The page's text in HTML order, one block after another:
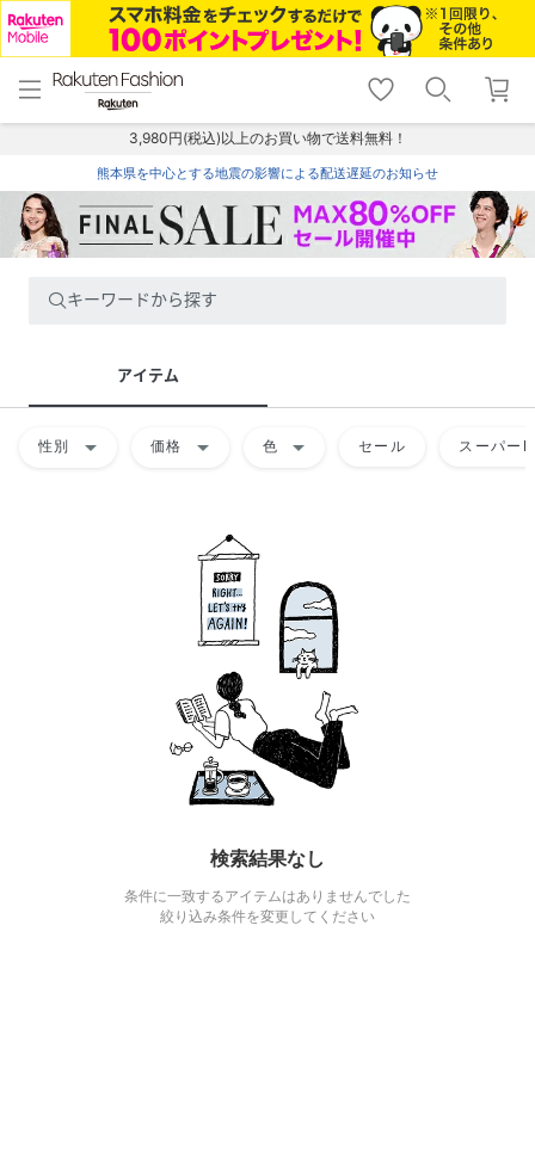
menu home
トップ
shopping_cart lock_outline
ログイン
3,980円(税込)以上のお買い物で送料無料！
熊本県を中心とする地震の影響による配送遅延のお知らせ
キーワードから探す
アイテム
性別 arrow_drop_down 価格 arrow_drop_down 色 arrow_drop_down セール スーパー
検索結果なし
条件に一致するアイテムはありませんでした
絞り込み条件を変更してください